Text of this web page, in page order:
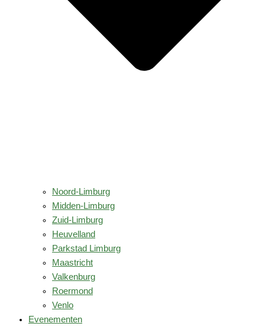
Noord-Limburg
Midden-Limburg
Zuid-Limburg
Heuvelland
Parkstad Limburg
Maastricht
Valkenburg
Roermond
Venlo
Evenementen